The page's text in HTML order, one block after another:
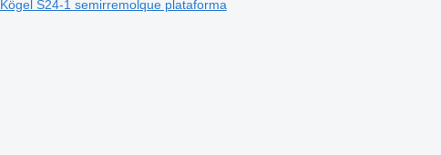
Kögel S24-1 semirremolque plataforma